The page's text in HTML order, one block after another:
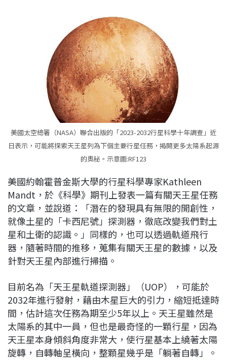
美國太空總署（NASA）聯合出版的「2023-2032行星科學十年調查」近
日表示，可能將探索天王星列為下個主要行星任務，揭開更多太陽系起源
的奧秘。示意圖:RF123
美國約翰霍普金斯大學的行星科學專家Kathleen
Mandt，於《科學》期刊上發表一篇有關天王星任務
的文章，並說道：「潛在的發現具有無限的開創性，
就像土星的「卡西尼號」探測器，徹底改變我們對土
星和土衛的認識。」同樣的，也可以透過軌道飛行
器，隨著時間的推移，蒐集有關天王星的數據，以及
針對天王星內部進行掃描。
目前名為「天王星軌道探測器」（UOP），可能於
2032年進行發射，藉由木星巨大的引力，縮短抵達時
間，估計這次任務為期至少5年以上。天王星雖然是
太陽系的其中一員，但也是最奇怪的一顆行星，因為
天王星本身傾斜角度非常大，使行星基本上繞著太陽
旋轉，自轉軸呈橫向，整顆星幾乎是「躺著自轉」。